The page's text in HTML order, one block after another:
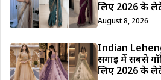
लिए 2026 के
August 8, 2026
Indian
सगाई में सबसे
लिए 2026 के